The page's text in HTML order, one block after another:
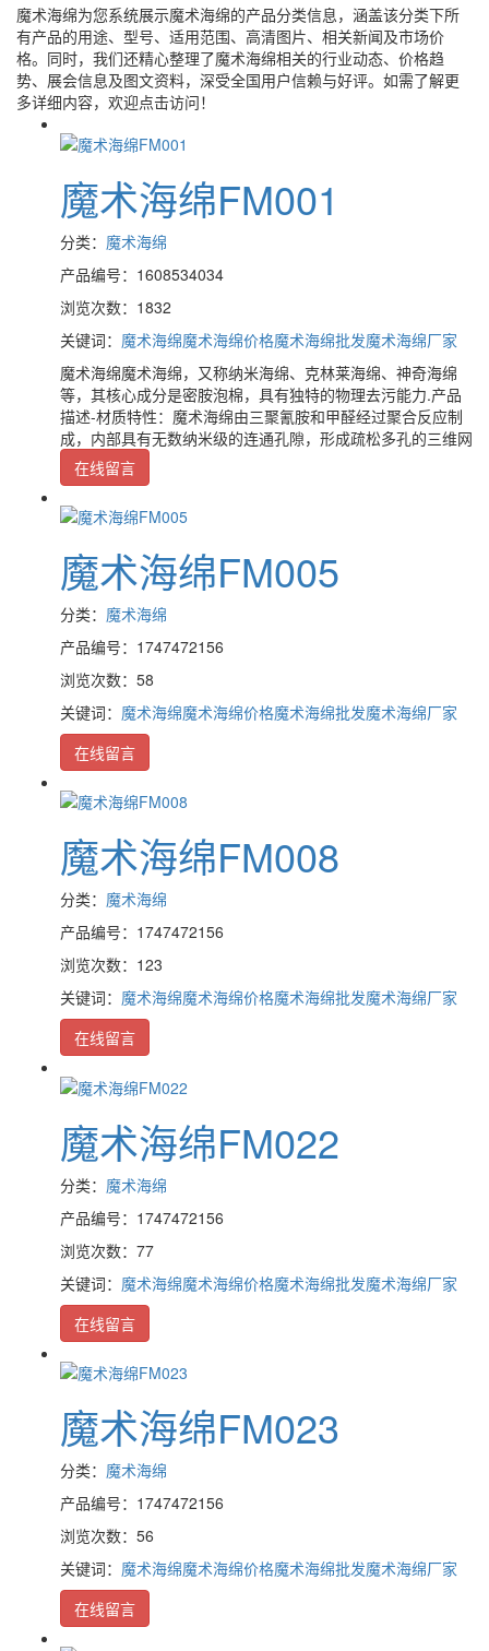
魔术海绵为您系统展示魔术海绵的产品分类信息，涵盖该分类下所
有产品的用途、型号、适用范围、高清图片、相关新闻及市场价
格。同时，我们还精心整理了魔术海绵相关的行业动态、价格趋
势、展会信息及图文资料，深受全国用户信赖与好评。如需了解更
多详细内容，欢迎点击访问！
魔术海绵FM001
分类： 魔术海绵
产品编号：1608534034
浏览次数：1832
关键词： 魔术海绵魔术海绵价格魔术海绵批发魔术海绵厂家
魔术海绵魔术海绵，又称纳米海绵、克林莱海绵、神奇海绵
等，其核心成分是密胺泡棉，具有独特的物理去污能力.产品
描述-材质特性：魔术海绵由三聚氰胺和甲醛经过聚合反应制
成，内部具有无数纳米级的连通孔隙，形成疏松多孔的三维网
在线留言
魔术海绵FM005
分类： 魔术海绵
产品编号：1747472156
浏览次数：58
关键词： 魔术海绵魔术海绵价格魔术海绵批发魔术海绵厂家
在线留言
魔术海绵FM008
分类： 魔术海绵
产品编号：1747472156
浏览次数：123
关键词： 魔术海绵魔术海绵价格魔术海绵批发魔术海绵厂家
在线留言
魔术海绵FM022
分类： 魔术海绵
产品编号：1747472156
浏览次数：77
关键词： 魔术海绵魔术海绵价格魔术海绵批发魔术海绵厂家
在线留言
魔术海绵FM023
分类： 魔术海绵
产品编号：1747472156
浏览次数：56
关键词： 魔术海绵魔术海绵价格魔术海绵批发魔术海绵厂家
在线留言